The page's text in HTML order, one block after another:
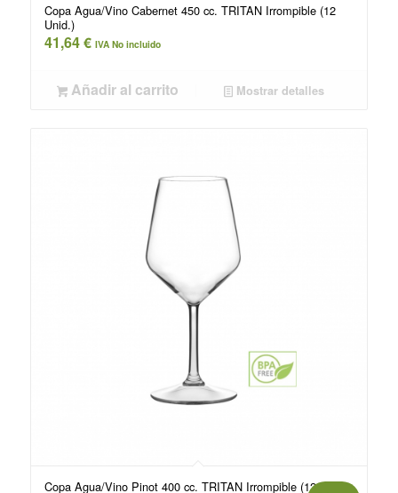
Copa Agua/Vino Cabernet 450 cc. TRITAN Irrompible (12
Unid.)
41,64€ IVA No incluido
Añadir al carrito Mostrar detalles
Copa Agua/Vino Pinot 400 cc. TRITAN Irrompible (12